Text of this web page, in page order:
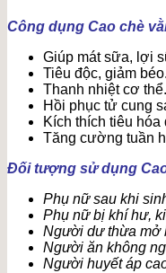
Công dụng Cao chè
Giúp mát sữa, lợi
Tiêu độc, giảm béo.
Thanh nhiệt cơ thể.
Hồi phục tử cung
Kích thích tiêu hóa
Tăng cường tuần
Đối tượng sử dụng
Phụ nữ sau khi
Phụ nữ bị khí hư,
Người dư thừa mở
Người ăn không
Người huyết áp